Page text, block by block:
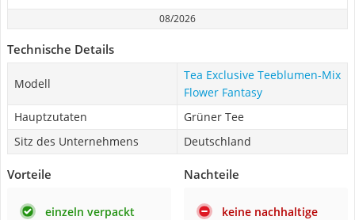
08/2026
Technische Details
Modell
Tea Exclusive Teeblumen-Mix
Flower Fantasy
Hauptzutaten
Grüner Tee
Sitz des Unternehmens
Deutschland
Vorteile
einzeln verpackt
Nachteile
keine nachhaltige